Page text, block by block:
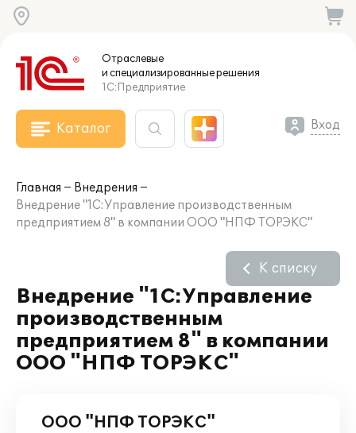
Отраслевые
и специализированныерешения
1С:Предприятие
Каталог Вход
Главная
Внедрения
Внедрение "1С:Управление производственным
предприятием 8" в компании ООО "НПФ ТОРЭКС"
Внедрение "1С:Управление
производственным
предприятием 8" в компании
ООО "НПФ ТОРЭКС"
К списку
ООО "НПФ ТОРЭКС"